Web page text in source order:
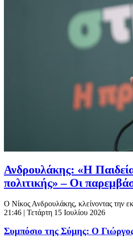
Ανδρουλάκης: «Η Παιδεία
πολιτικής» – Οι
Ο Νίκος Ανδρουλάκης, κλείνοντας την
21:46 | Τετάρτη 15 Ιουλίου 2026
Συμπόσιο της Σύμης: Ο